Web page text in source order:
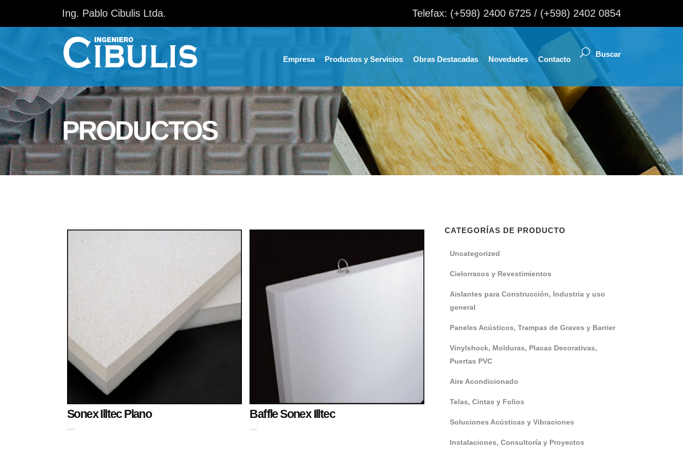
Ing. Pablo Cibulis Ltda. Telefax: (+598) 2400 6725 / (+598) 2402 0854
Empresa Productos y Servicios Obras Destacadas Novedades Contacto
PRODUCTOS
Sonex Illtec Plano Baffle Sonex Illtec
CATEGORÍAS DE PRODUCTO
Uncategorized
Cielorrasos y Revestimientos
Aislantes para Construcción, Industria y uso
general
Paneles Acústicos, Trampas de Graves y Barrier
Vinylshock, Molduras, Placas Decorativas,
Puertas PVC
Aire Acondicionado
Telas, Cintas y Folios
Soluciones Acústicas y Vibraciones
Instalaciones, Consultoría y Proyectos